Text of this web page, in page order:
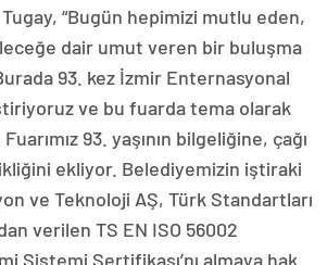
Tugay, “Bugün hepimizi mutlu eden,
dair umut veren bir buluşma
93. kez İzmir Enternasyonal
ve bu fuarda tema olarak
93. yaşının bilgeliğine, çağı
ekliyor. Belediyemizin iştiraki
ve Teknoloji AŞ, Türk Standartları
verilen TS EN ISO 56002
Sistemi Sertifikası’nı almaya hak